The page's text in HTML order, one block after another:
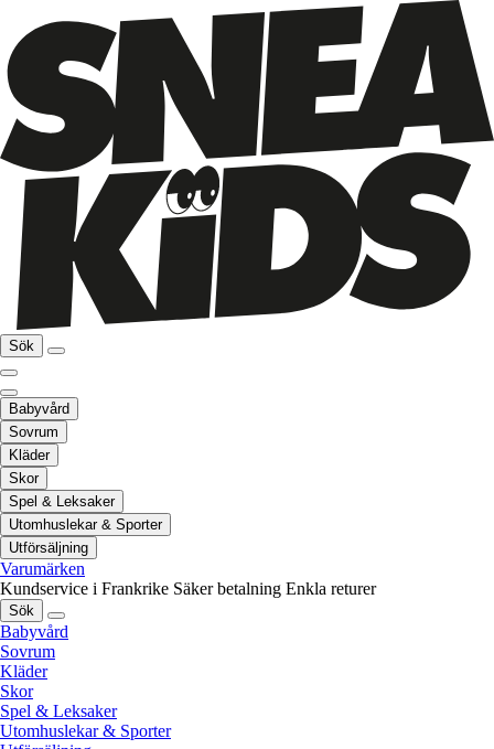
Sök
Babyvård
Sovrum
Kläder
Skor
Spel & Leksaker
Utomhuslekar & Sporter
Utförsäljning
Varumärken
Kundservice i Frankrike Säker betalning Enkla returer
Sök
Babyvård
Sovrum
Kläder
Skor
Spel & Leksaker
Utomhuslekar & Sporter